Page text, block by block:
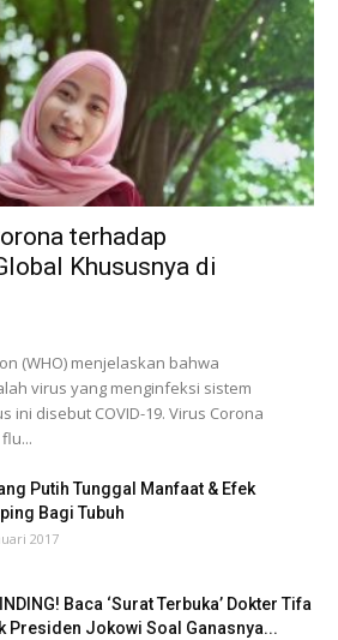
terhadap
Khususnya di
(WHO) menjelaskan bahwa
virus yang menginfeksi sistem
ini disebut COVID-19. Virus Corona
Putih Tunggal Manfaat & Efek
Bagi Tubuh
2017
Baca ‘Surat Terbuka’ Dokter Tifa
Presiden Jokowi Soal Ganasnya...